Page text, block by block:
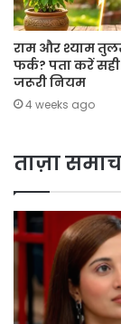
राम और श्याम
फर्क? पता करें
जरूरी नियम
4 weeks ago
ताज़ा